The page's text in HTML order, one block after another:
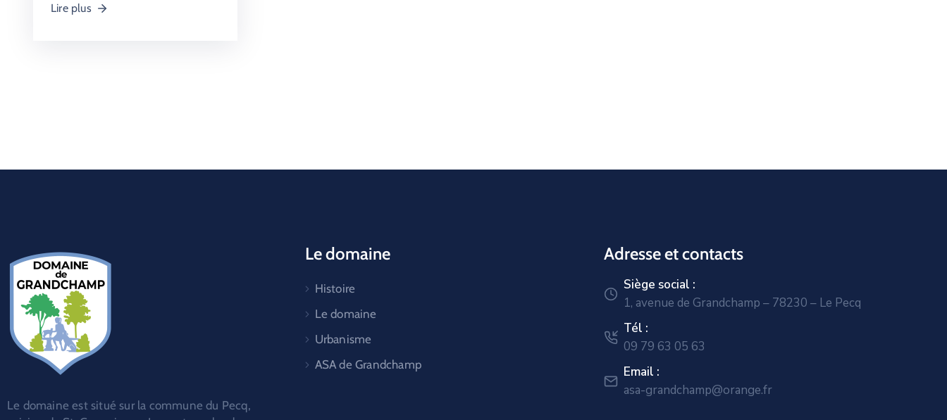
Lire plus
Le domaine est situé sur la commune du Pecq,
Le domaine
Histoire
Le domaine
Urbanisme
ASA de Grandchamp
Adresse et contacts
Siège social :
1, avenue de Grandchamp – 78230 – Le Pecq
Tél :
09 79 63 05 63
Email :
asa-grandchamp@orange.fr